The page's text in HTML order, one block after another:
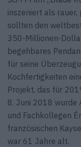
inszeniert als
sollten den
350-Millionen-
begehbares
für seine
Kochfertigkeiten
Projekt, das für
8. Juni 2018 wurde
und Fachkollegen
französischen
war 61 Jahre alt.